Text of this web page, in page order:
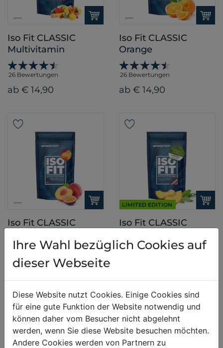
Iso Fit CLASSIC
Multivitamin
26 Bewertungen
ab € 14,90
Iso Fit CLASSIC
Orange
26 Bewertungen
ab € 14,90
Iso Fit CLASSIC
26 Bewertungen
LIMITED EDITION
Iso Fit CLASSIC
Ihre Wahl bezüglich Cookies auf
dieser Webseite
Diese Website nutzt Cookies. Einige Cookies sind
für eine gute Funktion der Website notwendig und
können daher vom Besucher nicht abgelehnt
werden, wenn Sie diese Website besuchen möchten.
Andere Cookies werden von Partnern zu